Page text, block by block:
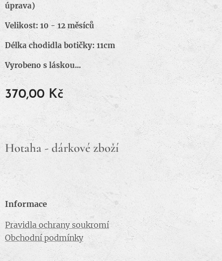
úprava)
Velikost: 10 - 12 měsíců
Délka chodidla botičky: 11cm
Vyrobeno s láskou...
370,00 Kč
Hotaha - dárkové zboží
Informace
Pravidla ochrany soukromí
Obchodní podmínky